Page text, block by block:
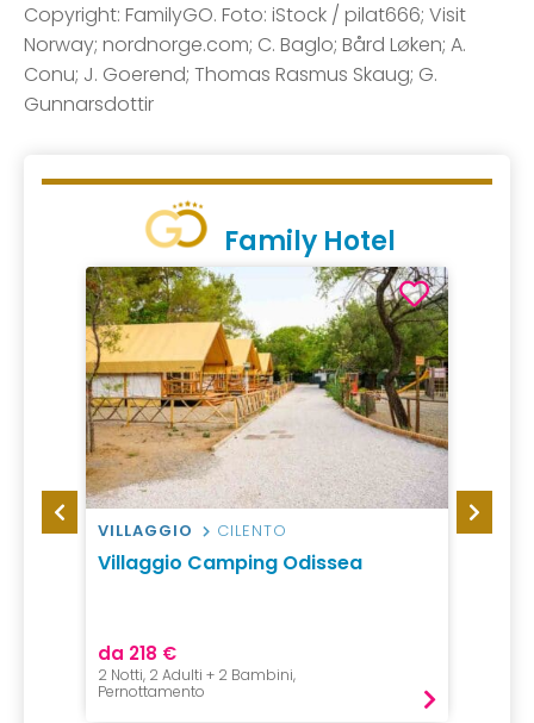
Copyright: FamilyGO. Foto: iStock / pilat666; Visit
Norway; nordnorge.com; C. Baglo; Bård Løken; A.
Conu; J. Goerend; Thomas Rasmus Skaug; G.
Gunnarsdottir
Family Hotel
VILLAGGIO CILENTO
Villaggio Camping Odissea
da 218 €
2 Notti, 2 Adulti + 2 Bambini,
Pernottamento
HOTEL